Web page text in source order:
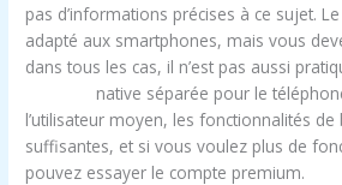
pas d’informations précises à ce sujet.
adapté aux smartphones, mais vous
dans tous les cas, il n’est pas aussi
native séparée pour le
l’utilisateur moyen, les fonctionnalités
suffisantes, et si vous voulez plus de
pouvez essayer le compte premium.